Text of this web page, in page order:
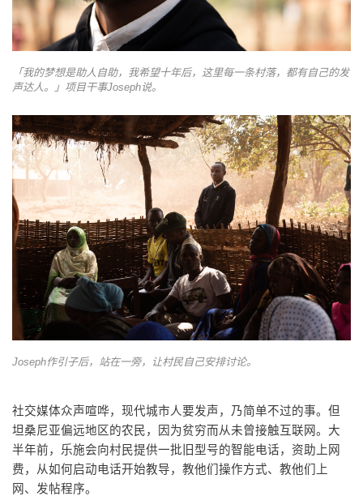
「我的梦想是助人自助，我希望十年后，这里每一条村落，都有自己的发
声达人。」项目干事Joseph说。
Joseph作引子后，站在一旁，让村民自己安排讨论。
社交媒体众声喧哗，现代城市人要发声，乃简单不过的事。但
坦桑尼亚偏远地区的农民，因为贫穷而从未曾接触互联网。大
半年前，乐施会向村民提供一批旧型号的智能电话，资助上网
费，从如何启动电话开始教导，教他们操作方式、教他们上
网、发帖程序。